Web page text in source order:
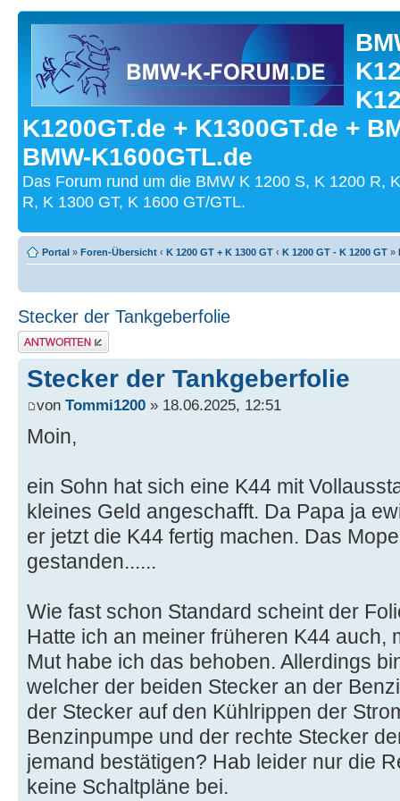
K1200GT.de + K1300GT.de +
BMW-K1600GTL.de
Das Forum rund um die BMW K 1200 S, K 1200 R,
R, K 1300 GT, K 1600 GT/GTL.
Portal » Foren-Übersicht ‹ K 1200 GT + K 1300 GT ‹ K 1200 GT - K 1200 GT »
Stecker der Tankgeberfolie
Antwort schreiben
Stecker der Tankgeberfolie
von Tommi1200 » 18.06.2025, 12:51
Moin,
ein Sohn hat sich eine K44 mit
kleines Geld angeschafft. Da Papa ja
er jetzt die K44 fertig machen. Das
gestanden......
Wie fast schon Standard scheint der
Hatte ich an meiner früheren K44 auch,
Mut habe ich das behoben. Allerdings
welcher der beiden Stecker an der
der Stecker auf den Kühlrippen der
Benzinpumpe und der rechte Stecker
jemand bestätigen? Hab leider nur die
keine Schaltpläne bei.